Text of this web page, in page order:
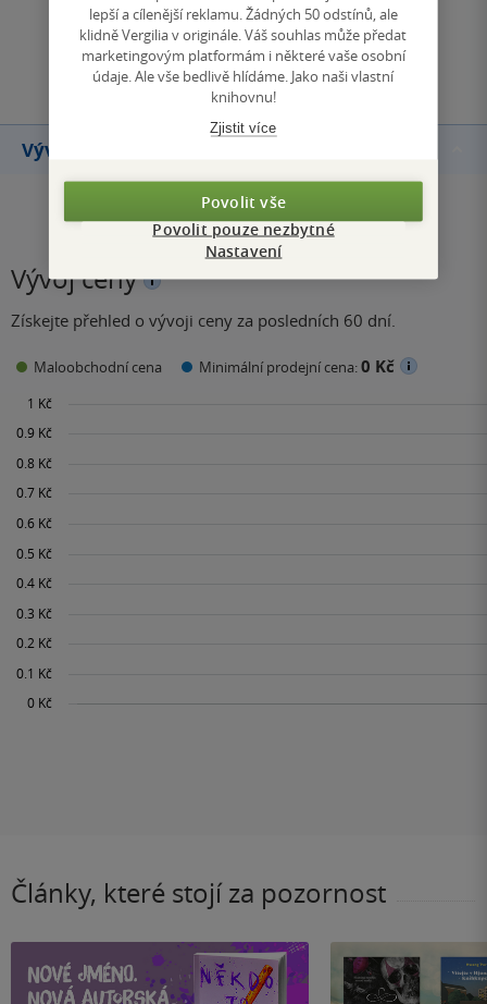
Přidat hodnocení
Vývoj ceny
Vývoj ceny
Získejte přehled o vývoji ceny za posledních 60 dní.
Maloobchodní cena Minimální prodejní cena:0 Kč
Články, které stojí za pozornost
lepší a cílenější reklamu. Žádných 50 odstínů, ale
klidně Vergilia v originále. Váš souhlas může předat
marketingovým platformám i některé vaše osobní
údaje. Ale vše bedlivě hlídáme. Jako naši vlastní
knihovnu!
Zjistit více
Povolit vše
Povolit pouze nezbytné
Nastavení